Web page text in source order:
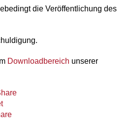
die Veröffentlichung des
Downloadbereich unserer